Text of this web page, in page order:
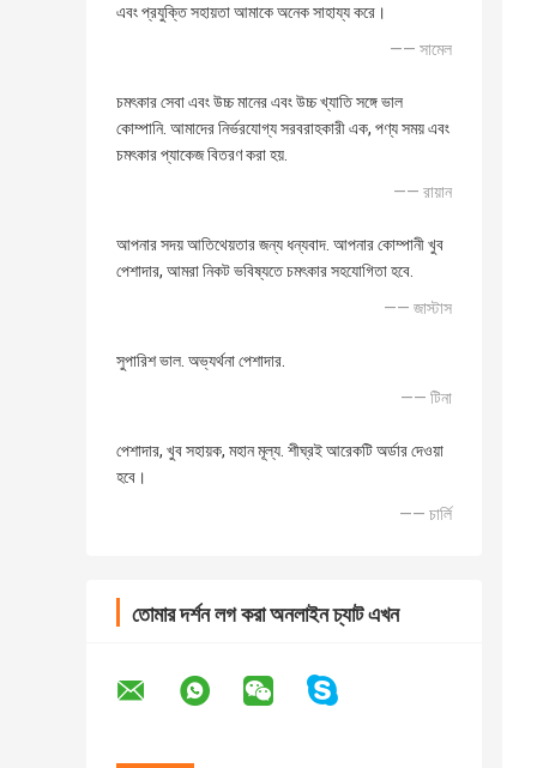
এবং প্রযুক্তি সহায়তা আমাকে অনেক সাহায্য করে।
—— সামেল
চমৎকার সেবা এবং উচ্চ মানের এবং উচ্চ খ্যাতি সঙ্গে ভাল
কোম্পানি. আমাদের নির্ভরযোগ্য সরবরাহকারী এক, পণ্য সময় এবং
চমৎকার প্যাকেজ বিতরণ করা হয়.
—— রায়ান
আপনার সদয় আতিথেয়তার জন্য ধন্যবাদ. আপনার কোম্পানী খুব
পেশাদার, আমরা নিকট ভবিষ্যতে চমৎকার সহযোগিতা হবে.
—— জাস্টাস
সুপারিশ ভাল. অভ্যর্থনা পেশাদার.
—— টিনা
পেশাদার, খুব সহায়ক, মহান মূল্য. শীঘ্রই আরেকটি অর্ডার দেওয়া
হবে।
—— চার্লি
তোমার দর্শন লগ করা অনলাইন চ্যাট এখন